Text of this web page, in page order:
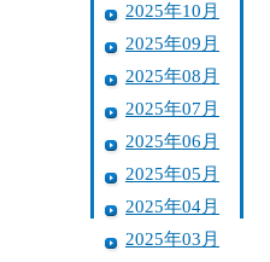
2025年10月
2025年09月
2025年08月
2025年07月
2025年06月
2025年05月
2025年04月
2025年03月